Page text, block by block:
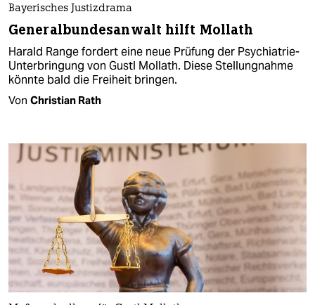
Bayerisches Justizdrama
Generalbundesanwalt hilft Mollath
Harald Range fordert eine neue Prüfung der Psychiatrie-
Unterbringung von Gustl Mollath. Diese Stellungnahme
könnte bald die Freiheit bringen.
Von Christian Rath